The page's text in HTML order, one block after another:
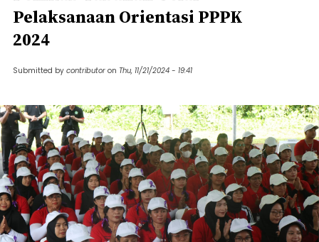
Pelaksanaan Orientasi PPPK
2024
Submitted by contributor on Thu, 11/21/2024 - 19:41